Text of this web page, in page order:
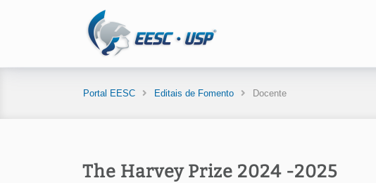
Portal EESC Editais de Fomento Docente
The Harvey Prize 2024 -2025